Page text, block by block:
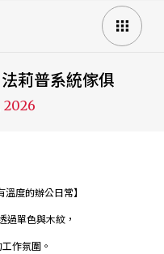
莉普系統傢俱
2026
度的辦公日常】
過單色與木紋，
作氛圍。